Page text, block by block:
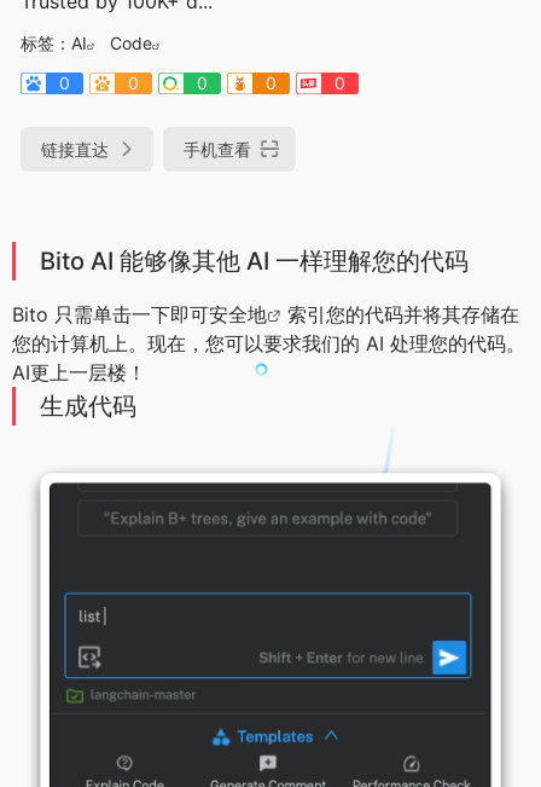
标签： AI
Code
0
0 0 0 0
链接直达 手机查看
Bito AI 能够像其他 AI 一样理解您的代码
Bito 只需单击一下即可安全地
索引您的代码并将其存储在
您的计算机上。现在，您可以要求我们的 AI 处理您的代码。
AI更上一层楼！
生成代码